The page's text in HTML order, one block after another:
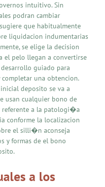
intuitivo. Sin
podran cambiar
que habitualmente
liquidacion indumentarias
se elige la decision
el pelo llegan a convertirse
guiado para
una obtencion.
deposito se va a
usan cualquier bono de
referente a la patologi�a
conforme la localizacion
el silli�n aconseja
y formas de el bono
a los